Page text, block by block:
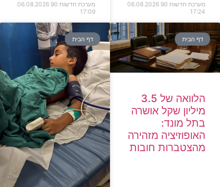
מערכת חדשות 90
06.08.2026
17:24
מערכת חדשות 90
06.08.2026
17:09
דף הבית
הלוואה של 3.5
מיליון שקל אושרה
בתל מונד:
האופוזיציה מזהירה
מהצטברות חובות
דף הבית